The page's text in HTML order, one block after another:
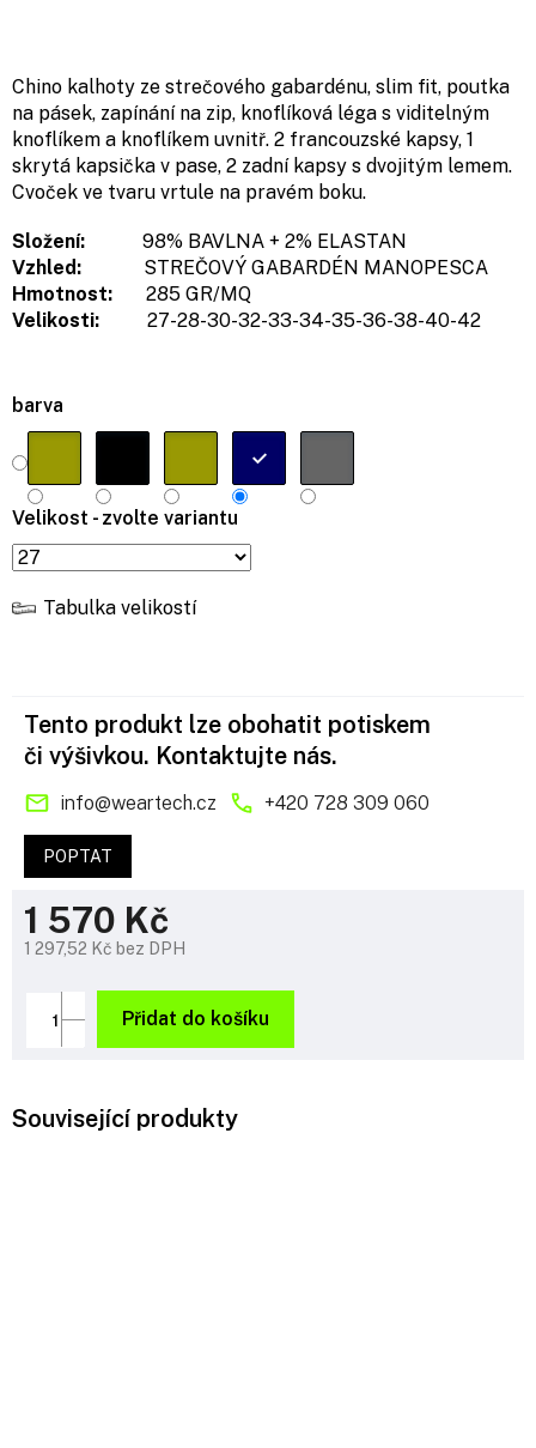
barva
Velikost - zvolte variantu
Tabulka velikostí
Chino kalhoty ze strečového gabardénu, slim fit, poutka
na pásek, zapínání na zip, knoflíková léga s viditelným
knoflíkem a knoflíkem uvnitř. 2 francouzské kapsy, 1
skrytá kapsička v pase, 2 zadní kapsy s dvojitým lemem.
Cvoček ve tvaru vrtule na pravém boku.
Složení:
98% BAVLNA + 2% ELASTAN
Vzhled:
STREČOVÝ GABARDÉN MANOPESCA
Hmotnost:
285 GR/MQ
Velikosti:
27-28-30-32-33-34-35-36-38-40-42
1 570 Kč
1 297,52 Kč bez DPH
cena:
Přidat do košíku
Tento produkt lze obohatit potiskem
či výšivkou. Kontaktujte nás.
info@weartech.cz +420 728 309 060
POPTAT
Související produkty